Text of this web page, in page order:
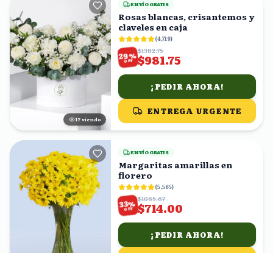
16 viendo
ENVÍO GRATIS
Rosas blancas, crisantemos y
claveles en caja
(4,719)
29%
OFF
$1382.75
$981.75
¡PEDIR AHORA!
ENTREGA URGENTE
ENVÍO GRATIS
Margaritas amarillas en
florero
(5,565)
33%
OFF
$1065.67
$714.00
¡PEDIR AHORA!